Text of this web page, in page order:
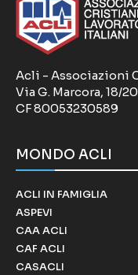
Acli - Associazioni
Via G. Marcora, 18/
CF 80053230589
MONDO ACLI
ACLI IN FAMIGLIA
ASPEVI
CAA ACLI
CAF ACLI
CASACLI